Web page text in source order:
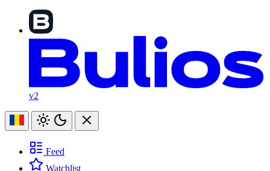
v2
Feed
Watchlist